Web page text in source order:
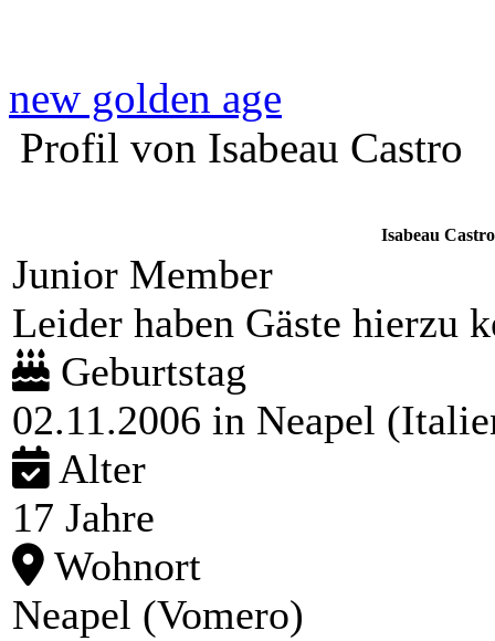
new golden age
Profil von Isabeau Castro
Isabeau Castro
Junior Member
Leider haben Gäste hierzu
Geburtstag
02.11.2006 in Neapel
Alter
17 Jahre
Wohnort
Neapel (Vomero)